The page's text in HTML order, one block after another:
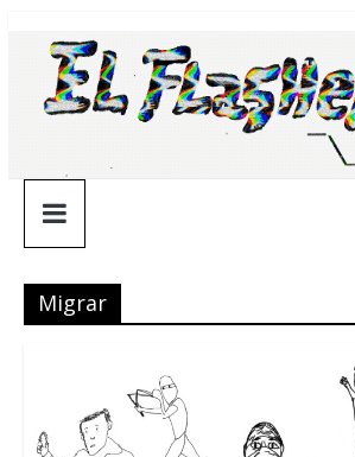
contenido
¯\_(ツ)_/
¯
Migrar